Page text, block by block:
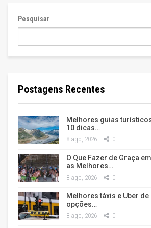
Pesquisar
Postagens Recentes
Melhores guias
10 dicas…
8 ago, 2026 0
O Que Fazer de Graça
as Melhores…
8 ago, 2026 0
Melhores táxis e Uber
opções…
8 ago, 2026 0